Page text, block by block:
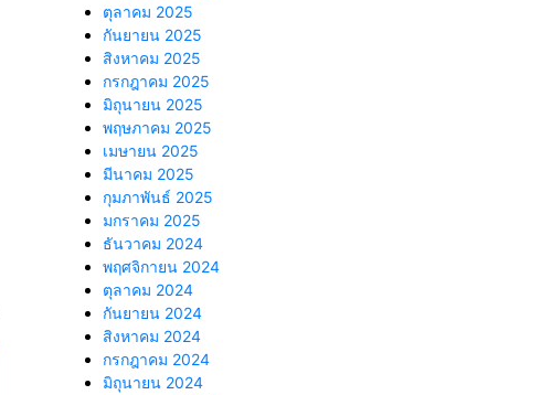
ตุลาคม 2025
กันยายน 2025
สิงหาคม 2025
กรกฎาคม 2025
มิถุนายน 2025
พฤษภาคม 2025
เมษายน 2025
มีนาคม 2025
กุมภาพันธ์ 2025
มกราคม 2025
ธันวาคม 2024
พฤศจิกายน 2024
ตุลาคม 2024
กันยายน 2024
สิงหาคม 2024
กรกฎาคม 2024
มิถุนายน 2024